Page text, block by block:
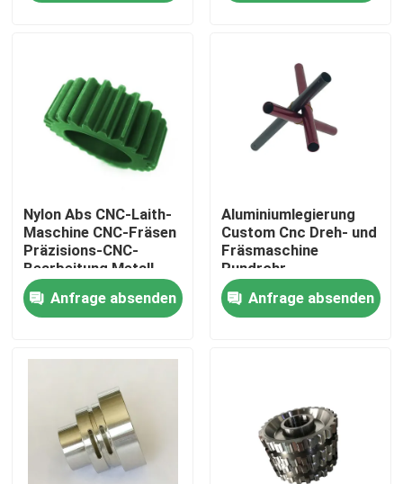
Über uns
Werksbesichtigung
Kontakt mit uns
Neuigkeiten
Rechtssachen
Selbstspritzen
Teile von Haushaltsgeräten Spritzguss
Nylon Abs CNC-Laith-
Maschine CNC-Fräsen
Präzisions-CNC-
Bearbeitung Metall
Custom
Anfrage absenden
Aluminiumlegierung
Custom Cnc Dreh- und
Fräsmaschine
Rundrohr
Anfrage absenden